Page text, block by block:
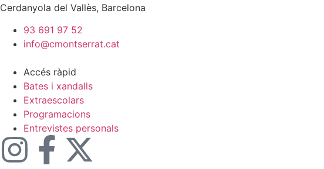
Cerdanyola del Vallès, Barcelona
93 691 97 52
info@cmontserrat.cat
Accés ràpid
Bates i xandalls
Extraescolars
Programacions
Entrevistes personals